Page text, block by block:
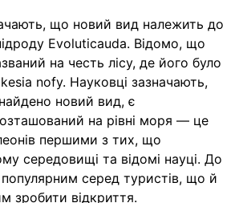
що новий вид належить до
Evoluticauda. Відомо, що
на честь лісу, де його було
nofy. Науковці зазначають,
новий вид, є
на рівні моря — це
першими з тих, що
середовищі та відомі науці. До
популярним серед туристів, що й
зробити відкриття.